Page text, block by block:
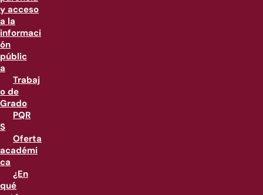
y acceso
a la
informaci
ón
públic
a
Trabaj
o de
Grado
PQR
S
Oferta
académi
ca
¿En
qué